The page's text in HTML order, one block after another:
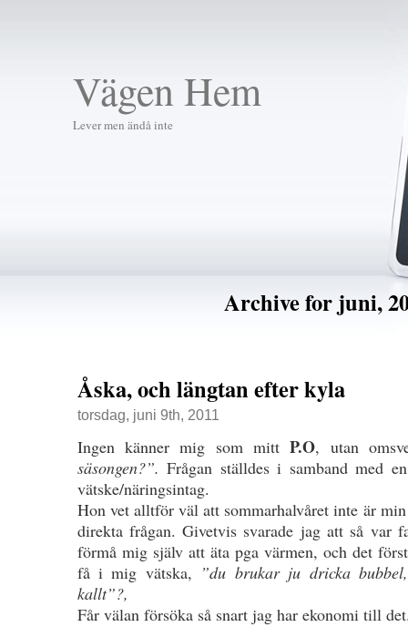
Vägen Hem
Lever men ändå inte
Archive for juni,
Åska, och längtan efter kyla
torsdag, juni 9th, 2011
Ingen känner mig som mittP.O, utan
säsongen?”. Frågan ställdes i samband med
vätske/näringsintag.
Hon vet alltför väl att sommarhalvåret inte är min
direkta frågan. Givetvis svarade jag att så var
förmå mig själv att äta pga värmen, och det
få i mig vätska, ”du brukar ju dricka
kallt”?,
Får välan försöka så snart jag har ekonomi till